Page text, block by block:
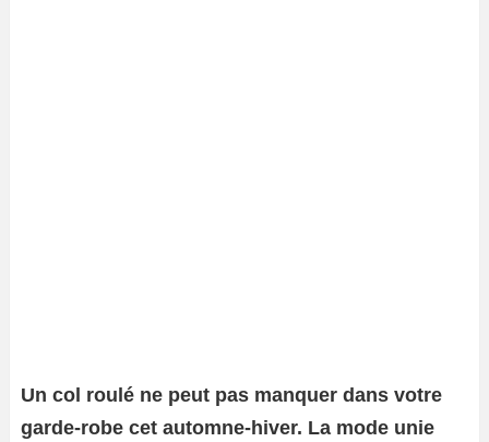
Un col roulé ne peut pas manquer dans votre
garde-robe cet automne-hiver. La mode unie